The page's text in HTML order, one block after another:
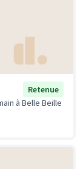
Retenue
à Belle Beille